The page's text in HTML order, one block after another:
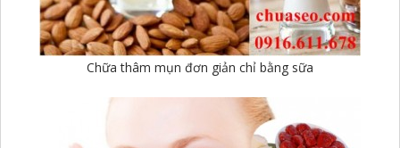
Chữa thâm mụn đơn giản chỉ bằng sữa